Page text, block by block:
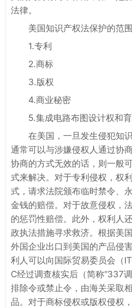
法律。
美国知识产权法保护的范
1.专利
2.商标
3.版权
4.商业秘密
5.集成电路布图设计权和
在美国，一旦发生侵犯知
通常可以与涉嫌侵权人通过协
协商的方式无效的话，则一般
式来解决。对于专利侵权，权
式，请求法院颁布临时禁令、
金钱的赔偿。对于故意侵权，
的惩罚性赔偿。此外，权利人
政执法措施寻求救济。根据美
外国企业出口到美国的产品侵
利人可以向国际贸易委员会（
C经过调查核实后（简称“337
排除令或禁止令，由海关采取
品。对于商标侵权或版权侵权